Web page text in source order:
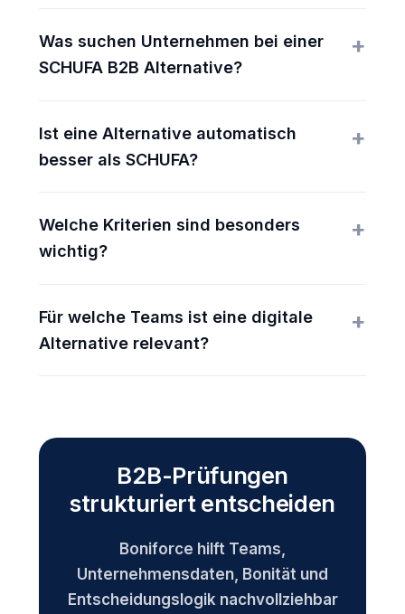
Was suchen Unternehmen bei einer
SCHUFA B2B Alternative?
Ist eine Alternative automatisch
besser als SCHUFA?
Welche Kriterien sind besonders
wichtig?
Für welche Teams ist eine digitale
Alternative relevant?
B2B-Prüfungen
strukturiert entscheiden
Boniforce hilft Teams,
Unternehmensdaten, Bonität und
Entscheidungslogik nachvollziehbar